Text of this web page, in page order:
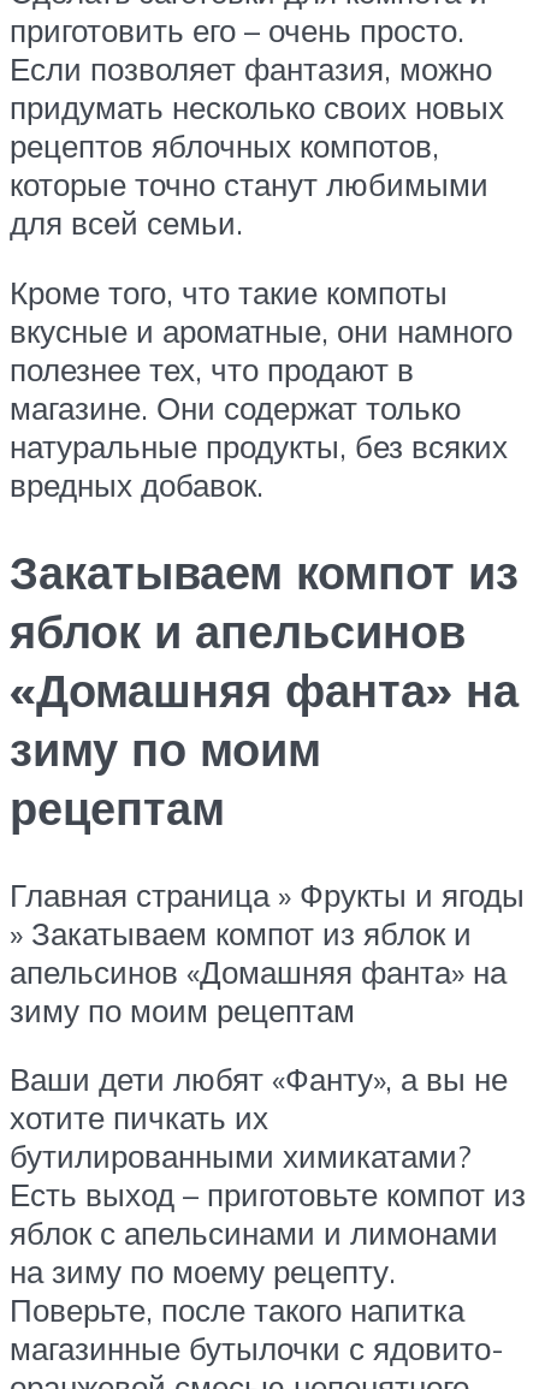
приготовить его – очень просто.
Если позволяет фантазия, можно
придумать несколько своих новых
рецептов яблочных компотов,
которые точно станут любимыми
для всей семьи.
Кроме того, что такие компоты
вкусные и ароматные, они намного
полезнее тех, что продают в
магазине. Они содержат только
натуральные продукты, без всяких
вредных добавок.
Закатываем компот из
яблок и апельсинов
«Домашняя фанта» на
зиму по моим
рецептам
Главная страница » Фрукты и ягоды
» Закатываем компот из яблок и
апельсинов «Домашняя фанта» на
зиму по моим рецептам
Ваши дети любят «Фанту», а вы не
хотите пичкать их
бутилированными химикатами?
Есть выход – приготовьте компот из
яблок с апельсинами и лимонами
на зиму по моему рецепту.
Поверьте, после такого напитка
магазинные бутылочки с ядовито-